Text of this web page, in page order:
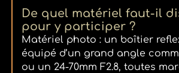
De quel matériel faut-il
pour y participer ?
Matériel photo : un boîtier
équipé d’un grand angle
ou un 24-70mm F2.8, toutes